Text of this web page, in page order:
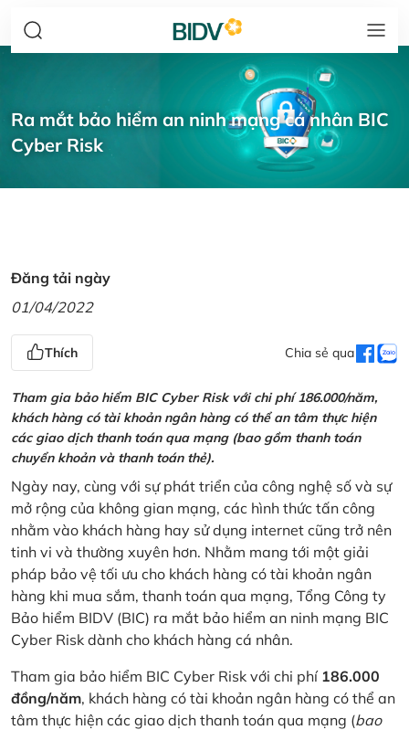
Ra mắt bảo hiểm an ninh mạng cá nhân BIC
Cyber Risk
Đăng tải ngày
01/04/2022
Thích Chia sẻ qua
Tham gia bảo hiểm BIC Cyber Risk với chi phí 186.000/năm,
khách hàng có tài khoản ngân hàng có thể an tâm thực hiện
các giao dịch thanh toán qua mạng (bao gồm thanh toán
chuyển khoản và thanh toán thẻ).
Ngày nay, cùng với sự phát triển của công nghệ số và sự
mở rộng của không gian mạng, các hình thức tấn công
nhằm vào khách hàng hay sử dụng internet cũng trở nên
tinh vi và thường xuyên hơn. Nhằm mang tới một giải
pháp bảo vệ tối ưu cho khách hàng có tài khoản ngân
hàng khi mua sắm, thanh toán qua mạng, Tổng Công ty
Bảo hiểm BIDV (BIC) ra mắt bảo hiểm an ninh mạng BIC
Cyber Risk dành cho khách hàng cá nhân.
Tham gia bảo hiểm BIC Cyber Risk với chi phí 186.000
đồng/năm, khách hàng có tài khoản ngân hàng có thể an
tâm thực hiện các giao dịch thanh toán qua mạng (bao